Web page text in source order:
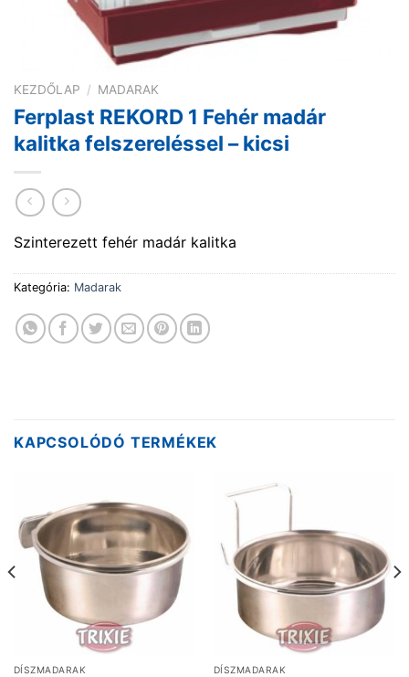
KEZDŐLAP / MADARAK
Ferplast REKORD 1 Fehér madár
kalitka felszereléssel – kicsi
Szinterezett fehér madár kalitka
Kategória: Madarak
KAPCSOLÓDÓ TERMÉKEK
DÍSZMADARAK DÍSZMADARAK